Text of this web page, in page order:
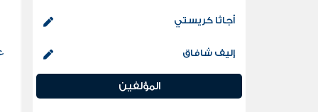
أجاثا كريستي
إليف شافاق
المؤلفين